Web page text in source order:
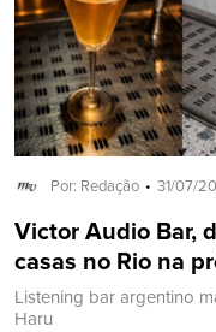
Por: Redação 31/07/
Victor Audio Bar,
casas no Rio na
Listening bar argentino
Haru